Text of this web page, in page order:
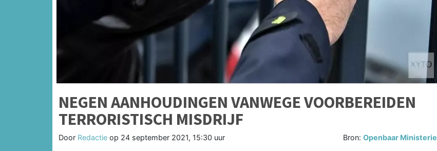
NEGEN AANHOUDINGEN VANWEGE VOORBEREIDEN
TERRORISTISCH MISDRIJF
Door Redactie op 24 september 2021, 15:30 uur Bron:Openbaar Ministerie